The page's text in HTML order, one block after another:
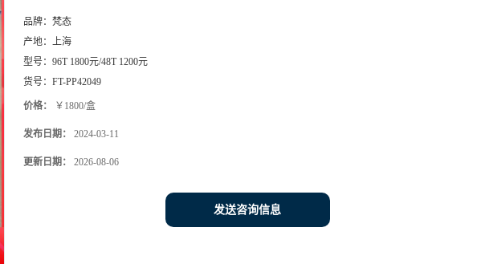
品牌： 梵态
产地： 上海
型号： 96T 1800元/48T 1200元
货号： FT-PP42049
价格： ￥1800/盒
发布日期： 2024-03-11
更新日期： 2026-08-06
发送咨询信息